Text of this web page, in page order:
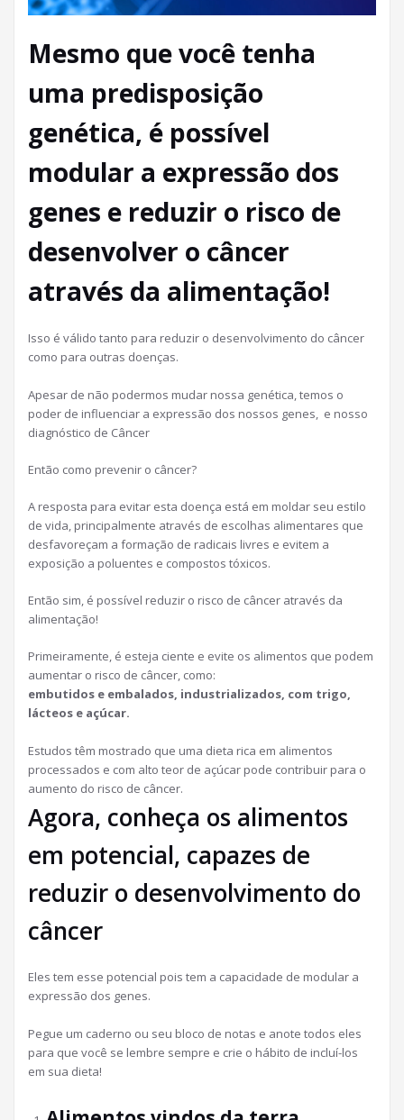
Mesmo que você tenha
uma predisposição
genética, é possível
modular a expressão dos
genes e reduzir o risco de
desenvolver o câncer
através da alimentação!
Isso é válido tanto para reduzir o desenvolvimento do câncer
como para outras doenças.
Apesar de não podermos mudar nossa genética, temos o
poder de influenciar a expressão dos nossos genes, e nosso
diagnóstico de Câncer
Então como prevenir o câncer?
A resposta para evitar esta doença está em moldar seu estilo
de vida, principalmente através de escolhas alimentares que
desfavoreçam a formação de radicais livres e evitem a
exposição a poluentes e compostos tóxicos.
Então sim, é possível reduzir o risco de câncer através da
alimentação!
Primeiramente, é esteja ciente e evite os alimentos que podem
aumentar o risco de câncer, como:
embutidos e embalados, industrializados, com trigo,
lácteos e açúcar.
Estudos têm mostrado que uma dieta rica em alimentos
processados e com alto teor de açúcar pode contribuir para o
aumento do risco de câncer.
Agora, conheça os alimentos
em potencial, capazes de
reduzir o desenvolvimento do
câncer
Eles tem esse potencial pois tem a capacidade de modular a
expressão dos genes.
Pegue um caderno ou seu bloco de notas e anote todos eles
para que você se lembre sempre e crie o hábito de incluí-los
em sua dieta!